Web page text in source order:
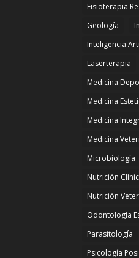
Fisioterapia
Geología
Inteligencia
Laserterapia
Medicina
Medicina
Medicina
Medicina
Microbiología
Nutrición
Nutrición
Odontología
Parasitología
Psicología